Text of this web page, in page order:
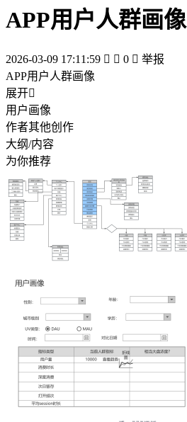
APP用户人群画像
2026-03-09 17:11:59   0  举报
APP用户人群画像
展开
用户画像
作者其他创作
大纲/内容
为你推荐